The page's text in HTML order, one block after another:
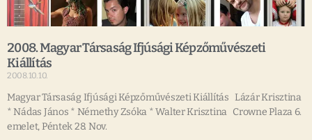
2008. Magyar Társaság Ifjúsági Képzőművészeti
Kiállítás
2008.10.10.
Magyar Társaság Ifjúsági Képzőművészeti Kiállítás Lázár Krisztina
* Nádas János * Némethy Zsóka * Walter Krisztina Crowne Plaza 6.
emelet, Péntek 28. Nov.